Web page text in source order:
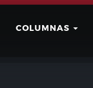
COLUMNAS